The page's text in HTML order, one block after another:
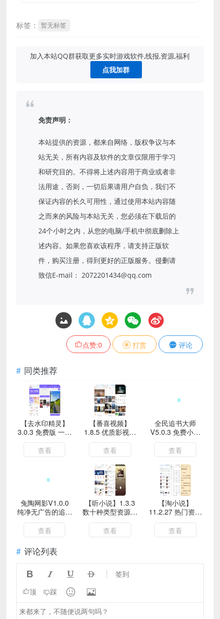
标签： 暂无标签
加入本站QQ群获取更多实时游戏软件,线报,资源,福利
点我加群
免责声明：
本站提供的资源，都来自网络，版权争议与本
站无关，所有内容及软件的文章仅限用于学习
和研究目的。不得将上述内容用于商业或者非
法用途，否则，一切后果请用户自负，我们不
保证内容的长久可用性，通过使用本站内容随
之而来的风险与本站无关，您必须在下载后的
24个小时之内，从您的电脑/手机中彻底删除上
述内容。如果您喜欢该程序，请支持正版软
件，购买注册，得到更好的正版服务。侵删请
致信E-mail： 2072201434@qq.com
评论
打赏
点赞:0
同类推荐
【去水印精灵】
3.0.3 免费版 一键
去视频图片水印
查看
【番喜视频】
1.8.5 优质影视资
源全免费 无广告
查看
全民追书大师
V5.0.3 免费小说
应用
查看
兔陶网影V1.0.0
纯净无广告的追剧
神器
查看
【听小说】1.3.3
数十种类型资源免
费听
查看
【淘小说】
11.2.27 热门资源
实时更新 无广告
查看
评论列表
    签到
顶 踩  